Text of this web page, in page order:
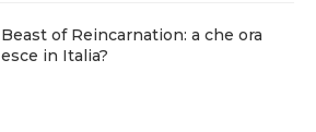
Beast of Reincarnation: a che ora
esce in Italia?